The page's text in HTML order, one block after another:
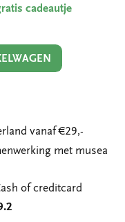
cadeautje
vanaf €29,-
met musea
of creditcard